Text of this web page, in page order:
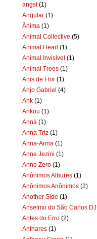
angst (1)
Angular (1)
Ânima (1)
Animal Collective (5)
Animal Heart (1)
Animal Invisível (1)
Animal Trees (1)
Anis de Flor (1)
Anjo Gabriel (4)
Ank (1)
Ankou (1)
Anná (1)
Anna Triz (1)
Anna-Anna (1)
Anne Jezini (1)
Anno Zero (1)
Anônimos Alhures (1)
Anônimos Anônimos (2)
Another Side (1)
Anselmo do São Carlos DJ
Antes do Erro (2)
Anthares (1)